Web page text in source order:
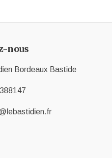
nous
Bordeaux Bastide